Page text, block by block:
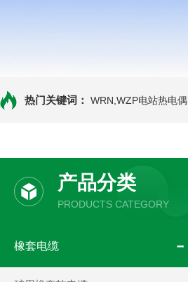
热门关键词： WRN,WZP电站热电偶
产品分类
PRODUCTS CATEGORY
橡套电缆